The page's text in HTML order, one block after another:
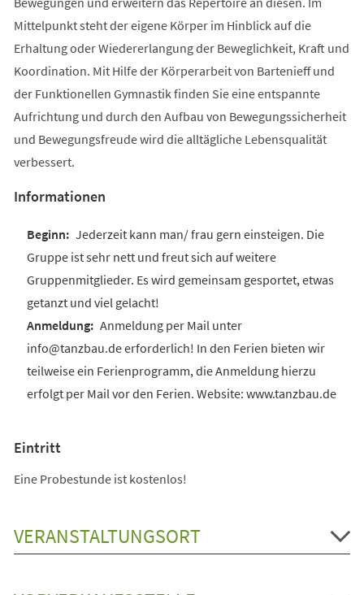
Mittelpunkt steht der eigene Körper im Hinblick auf die
Erhaltung oder Wiedererlangung der Beweglichkeit, Kraft und
Koordination. Mit Hilfe der Körperarbeit von Bartenieff und
der Funktionellen Gymnastik finden Sie eine entspannte
Aufrichtung und durch den Aufbau von Bewegungssicherheit
und Bewegungsfreude wird die alltägliche Lebensqualität
verbessert.
Informationen
Jederzeit kann man/ frau gern einsteigen. Die
Gruppe ist sehr nett und freut sich auf weitere
Gruppenmitglieder. Es wird gemeinsam gesportet, etwas
getanzt und viel gelacht!
Anmeldung per Mail unter
info@tanzbau.de erforderlich! In den Ferien bieten wir
teilweise ein Ferienprogramm, die Anmeldung hierzu
erfolgt per Mail vor den Ferien. Website: www.tanzbau.de
Eintritt
Eine Probestunde ist kostenlos!
VERANSTALTUNGSORT